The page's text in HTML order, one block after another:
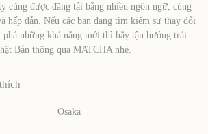
cũng được đăng tải bằng nhiều ngôn ngữ, cùng
hấp dẫn. Nếu các bạn đang tìm kiếm sự thay đổi
phá những khả năng mới thì hãy tận hưởng trải
Bản thông qua MATCHA nhé.
Osaka